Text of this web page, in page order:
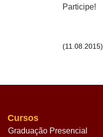
Participe!
(11.08.2015)
Cursos
Graduação Presencial